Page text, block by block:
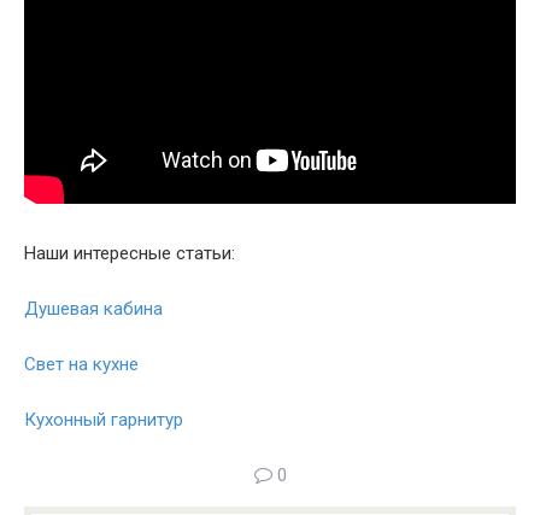
Наши интересные статьи:
Душевая кабина
Свет на кухне
Кухонный гарнитур
0